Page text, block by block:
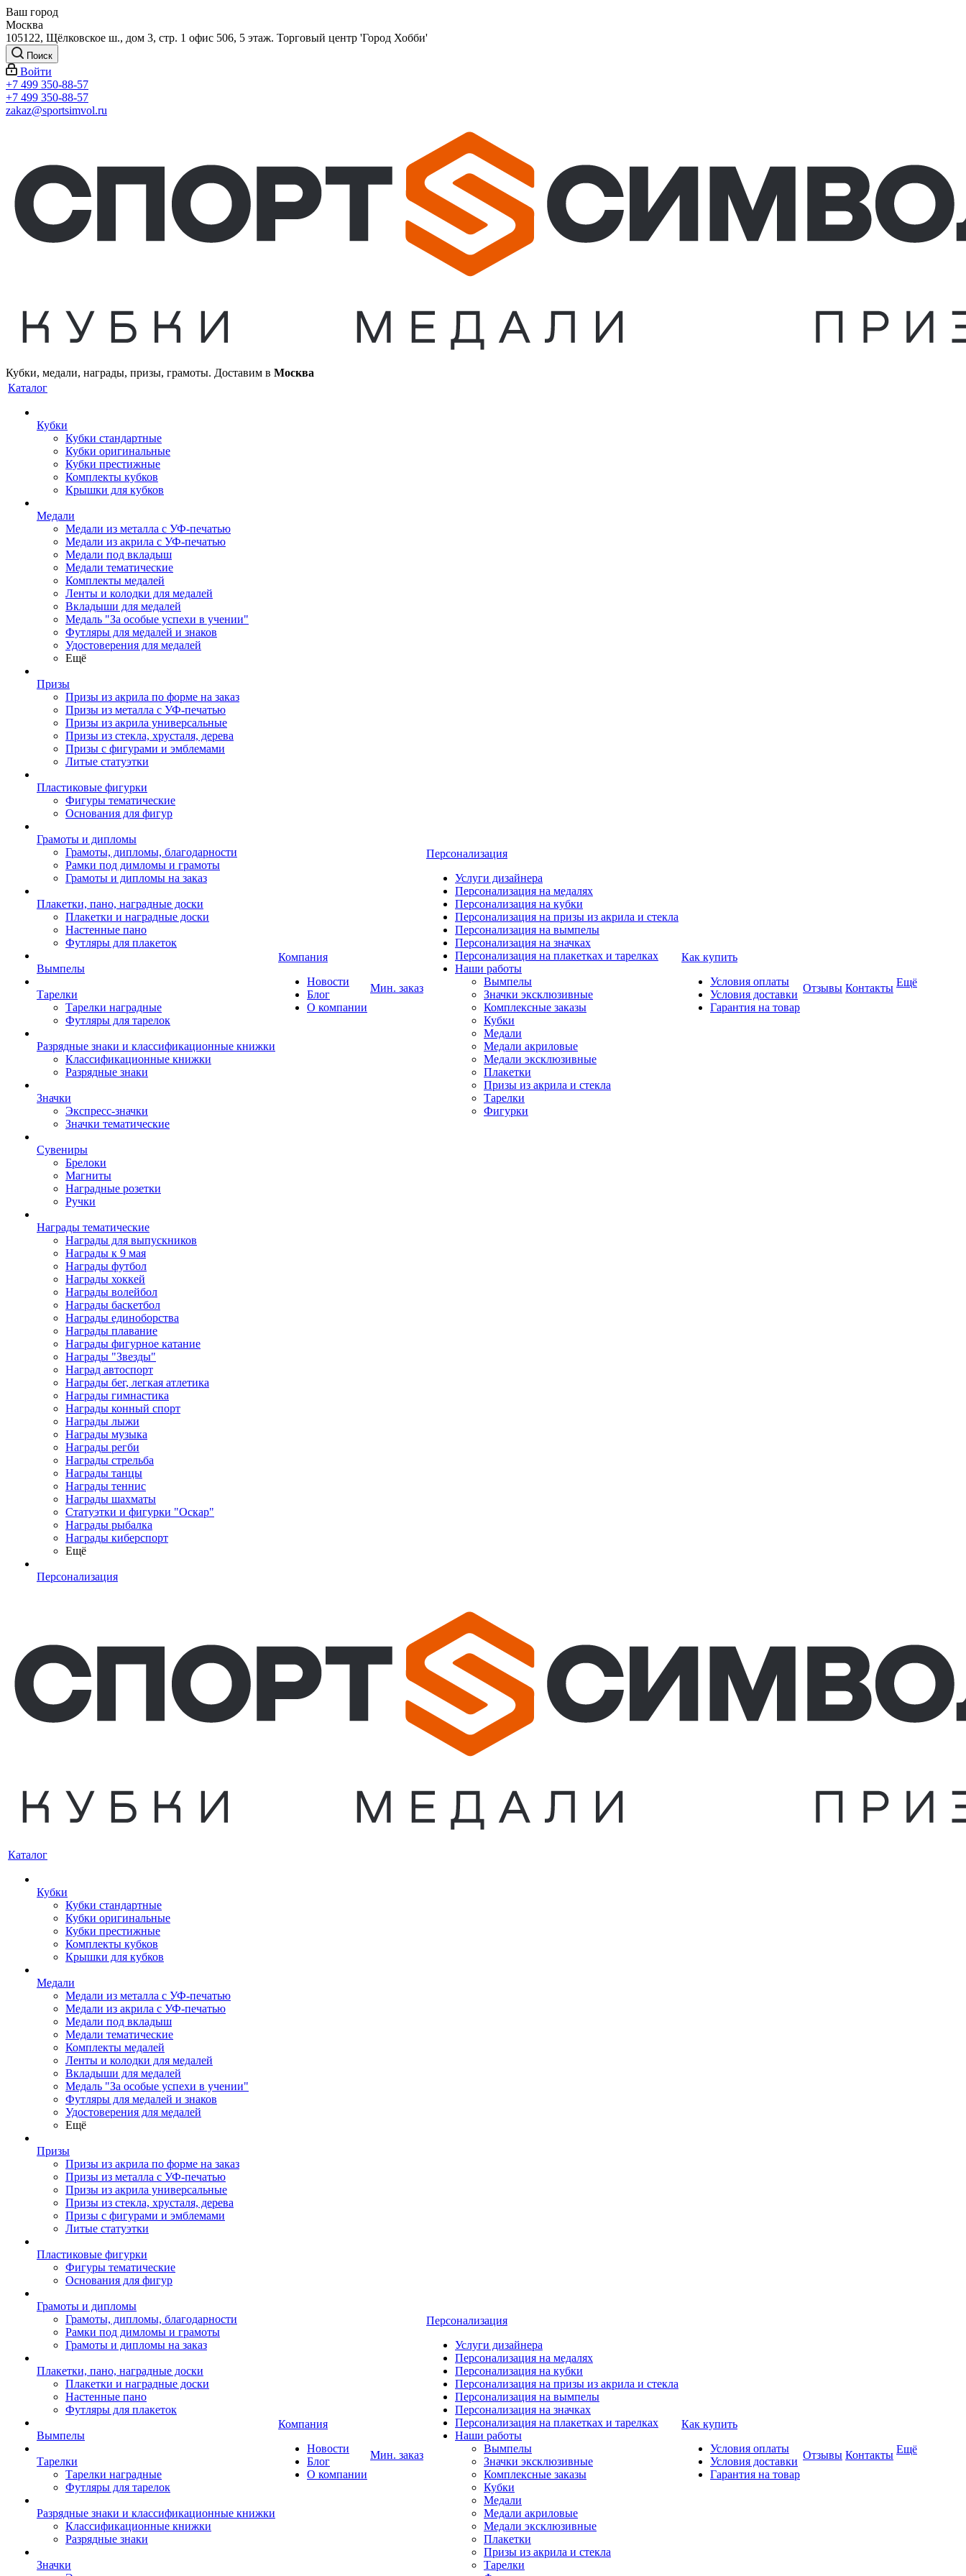
Ваш город
Москва
105122, Щёлковское ш., дом 3, стр. 1 офис 506, 5 этаж. Торговый центр 'Город Хобби'
Поиск
Войти
+7 499 350-88-57
+7 499 350-88-57
zakaz@sportsimvol.ru
Кубки, медали, награды, призы, грамоты. Доставим в Москва
Каталог
Кубки
Кубки стандартные
Кубки оригинальные
Кубки престижные
Комплекты кубков
Крышки для кубков
Медали
Медали из металла с УФ-печатью
Медали из акрила с УФ-печатью
Медали под вкладыш
Медали тематические
Комплекты медалей
Ленты и колодки для медалей
Вкладыши для медалей
Медаль "За особые успехи в учении"
Футляры для медалей и знаков
Удостоверения для медалей
Ещё
Призы
Призы из акрила по форме на заказ
Призы из металла с УФ-печатью
Призы из акрила универсальные
Призы из стекла, хрусталя, дерева
Призы с фигурами и эмблемами
Литые статуэтки
Пластиковые фигурки
Фигуры тематические
Основания для фигур
Грамоты и дипломы
Грамоты, дипломы, благодарности
Рамки под димломы и грамоты
Грамоты и дипломы на заказ
Плакетки, пано, наградные доски
Плакетки и наградные доски
Настенные пано
Футляры для плакеток
Вымпелы
Тарелки
Тарелки наградные
Футляры для тарелок
Разрядные знаки и классификационные книжки
Классификационные книжки
Разрядные знаки
Значки
Экспресс-значки
Значки тематические
Сувениры
Брелоки
Магниты
Наградные розетки
Ручки
Награды тематические
Награды для выпускников
Награды к 9 мая
Награды футбол
Награды хоккей
Награды волейбол
Награды баскетбол
Награды единоборства
Награды плавание
Награды фигурное катание
Награды "Звезды"
Наград автоспорт
Награды бег, легкая атлетика
Награды гимнастика
Награды конный спорт
Награды лыжи
Награды музыка
Награды регби
Награды стрельба
Награды танцы
Награды теннис
Награды шахматы
Статуэтки и фигурки "Оскар"
Награды рыбалка
Награды киберспорт
Ещё
Персонализация
Компания
Новости
Блог
О компании
Мин. заказ
Персонализация
Услуги дизайнера
Персонализация на медалях
Персонализация на кубки
Персонализация на призы из акрила и стекла
Персонализация на вымпелы
Персонализация на значках
Персонализация на плакетках и тарелках
Наши работы
Вымпелы
Значки эксклюзивные
Комплексные заказы
Кубки
Медали
Медали акриловые
Медали эксклюзивные
Плакетки
Призы из акрила и стекла
Тарелки
Фигурки
Как купить
Условия оплаты
Условия доставки
Гарантия на товар
Отзывы Контакты Ещё
Каталог
Кубки
Кубки стандартные
Кубки оригинальные
Кубки престижные
Комплекты кубков
Крышки для кубков
Медали
Медали из металла с УФ-печатью
Медали из акрила с УФ-печатью
Медали под вкладыш
Медали тематические
Комплекты медалей
Ленты и колодки для медалей
Вкладыши для медалей
Медаль "За особые успехи в учении"
Футляры для медалей и знаков
Удостоверения для медалей
Ещё
Призы
Призы из акрила по форме на заказ
Призы из металла с УФ-печатью
Призы из акрила универсальные
Призы из стекла, хрусталя, дерева
Призы с фигурами и эмблемами
Литые статуэтки
Пластиковые фигурки
Фигуры тематические
Основания для фигур
Грамоты и дипломы
Грамоты, дипломы, благодарности
Рамки под димломы и грамоты
Грамоты и дипломы на заказ
Плакетки, пано, наградные доски
Плакетки и наградные доски
Настенные пано
Футляры для плакеток
Вымпелы
Тарелки
Тарелки наградные
Футляры для тарелок
Разрядные знаки и классификационные книжки
Классификационные книжки
Разрядные знаки
Значки
Компания
Новости
Блог
О компании
Мин. заказ
Персонализация
Услуги дизайнера
Персонализация на медалях
Персонализация на кубки
Персонализация на призы из акрила и стекла
Персонализация на вымпелы
Персонализация на значках
Персонализация на плакетках и тарелках
Наши работы
Вымпелы
Значки эксклюзивные
Комплексные заказы
Кубки
Медали
Медали акриловые
Медали эксклюзивные
Плакетки
Призы из акрила и стекла
Тарелки
Как купить
Условия оплаты
Условия доставки
Гарантия на товар
Отзывы Контакты Ещё